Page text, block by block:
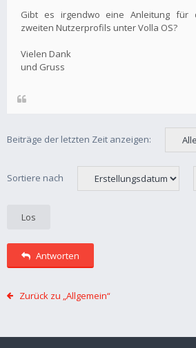
Gibt es irgendwo eine Anleitung für
zweiten Nutzerprofils unter Volla OS?
Vielen Dank
und Gruss
Beiträge der letzten Zeit anzeigen:
Sortiere nach
Antworten
Zurück zu „Allgemein“